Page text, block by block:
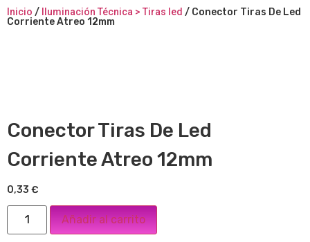
Inicio / Iluminación Técnica > Tiras led / Conector Tiras De Led
Corriente Atreo 12mm
Conector Tiras De Led
Corriente Atreo 12mm
0,33 €
Añadir al carrito